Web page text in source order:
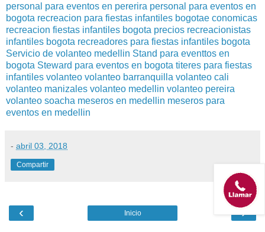
personal para eventos en pererira personal para eventos en
bogota recreacion para fiestas infantiles bogotae conomicas
recreacion fiestas infantiles bogota precios recreacionistas
infantiles bogota recreadores para fiestas infantiles bogota
Servicio de volanteo medellin Stand para eventtos en
bogota Steward para eventos en bogota titeres para fiestas
infantiles volanteo volanteo barranquilla volanteo cali
volanteo manizales volanteo medellin volanteo pereira
volanteo soacha meseros en medellin meseros para
eventos en medellin
- abril 03, 2018
Compartir
‹ ›
Inicio